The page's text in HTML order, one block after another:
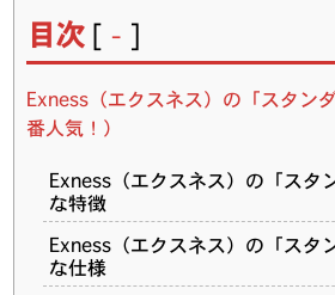
目次 [ - ]
Exness（エクスネス）の「スタン
番人気！）
Exness（エクスネス）の「スタ
な特徴
Exness（エクスネス）の「スタ
な仕様